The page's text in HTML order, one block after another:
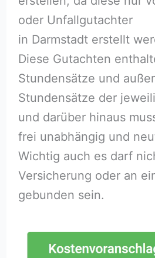
oder Unfallgutachter
in Darmstadt erstellt
Diese Gutachten
Stundensätze und
Stundensätze der
und darüber hinaus
frei unabhängig und
Wichtig auch es darf
Versicherung oder an
gebunden sein.